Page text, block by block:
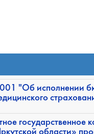
"Об исполнении
государственное